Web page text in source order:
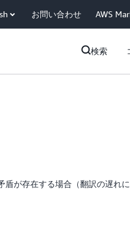
お問い合わせ AWS
検索
が存在する場合（翻訳の遅れ